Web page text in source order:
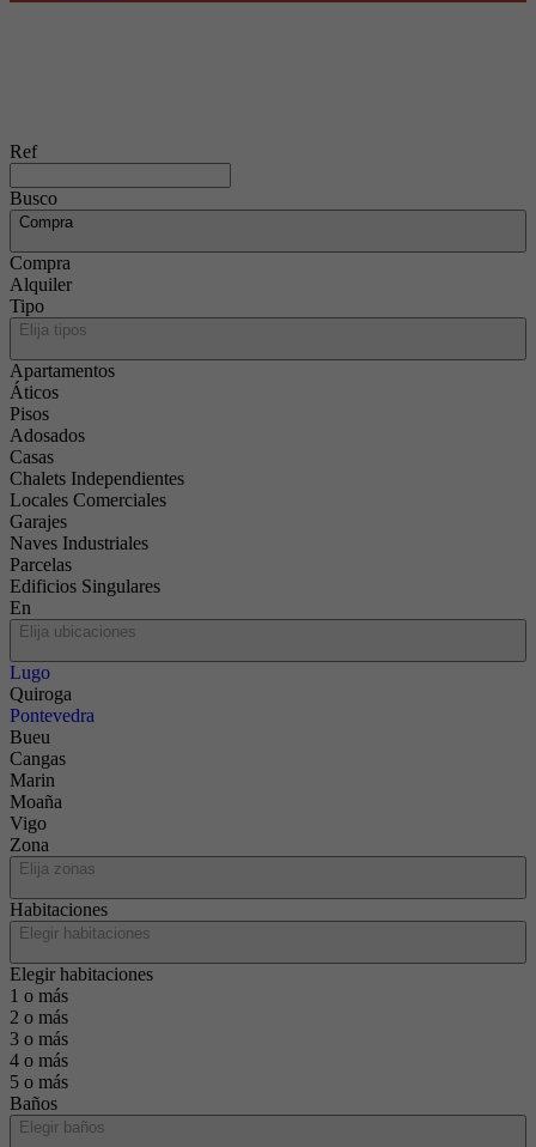
Ref
Busco
Compra
Compra
Alquiler
Tipo
Elija tipos
Apartamentos
Áticos
Pisos
Adosados
Casas
Chalets Independientes
Locales Comerciales
Garajes
Naves Industriales
Parcelas
Edificios Singulares
En
Elija ubicaciones
Lugo
Quiroga
Pontevedra
Bueu
Cangas
Marin
Moaña
Vigo
Zona
Elija zonas
Habitaciones
Elegir habitaciones
Elegir habitaciones
1 o más
2 o más
3 o más
4 o más
5 o más
Baños
Elegir baños